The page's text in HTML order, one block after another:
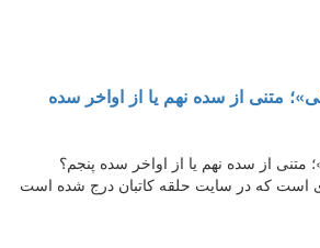
متنی از سده نهم یا از اواخر سده
از سده نهم یا از اواخر سده پنجم؟
است که در سایت حلقه کاتبان درج شده است